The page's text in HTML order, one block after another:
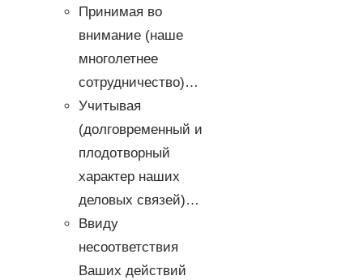
Принимая во
внимание (наше
многолетнее
сотрудничество)…
Учитывая
(долговременный и
плодотворный
характер наших
деловых связей)…
Ввиду
несоответствия
Ваших действий